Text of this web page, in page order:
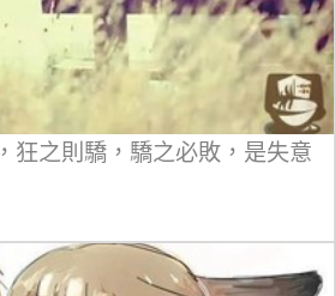
狂之則驕，驕之必敗，是失意